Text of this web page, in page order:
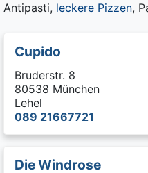
Antipasti, leckere Pizzen,
Cupido
Bruderstr. 8
80538 München
Lehel
089 21667721
Die Windrose